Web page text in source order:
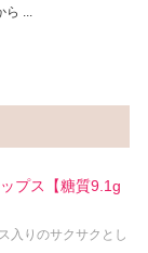
...
プス【糖質9.1g
入りのサクサクとし